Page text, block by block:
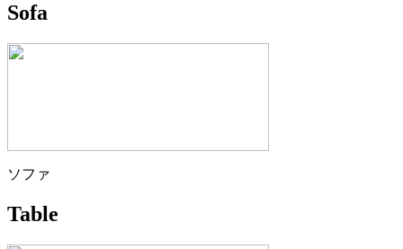
Sofa
ソファ
Table